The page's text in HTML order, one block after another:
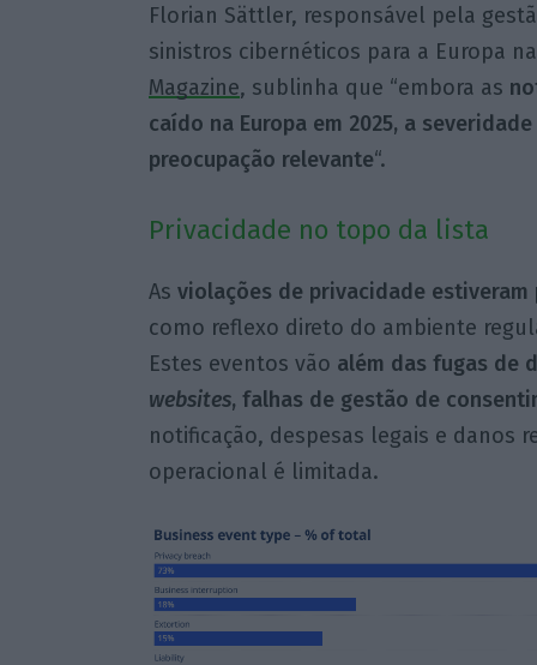
Florian Sättler, responsável pela
sinistros cibernéticos para a Europa
Magazine, sublinha que “embora as
caído na Europa em 2025, a
preocupação relevante“.
Privacidade no topo da lista
As violações de privacidade
como reflexo direto do ambiente
Estes eventos vão além das fugas de
websites, falhas de gestão de
notificação, despesas legais e danos
operacional é limitada.